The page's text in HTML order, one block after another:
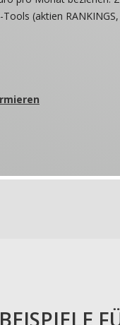
(aktien
BEISPIELE